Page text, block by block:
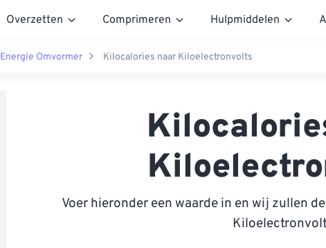
Overzetten Comprimeren Hulpmiddelen
Energie Omvormer Kilocalories naar Kiloelectronvolts
Voer hieronder een waarde in en wij zullen